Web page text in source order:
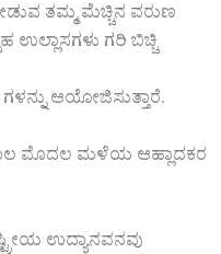
ತಮ್ಮ ಮೆಚ್ಚಿನ ವರುಣ
ಗರಿ ಬಿಚ್ಚಿ
ಆಯೋಜಿಸುತ್ತಾರೆ.
ಮೊದಲ ಮಳೆಯ ಆಹ್ಲಾದಕರ
ಉದ್ಯಾನವನವು